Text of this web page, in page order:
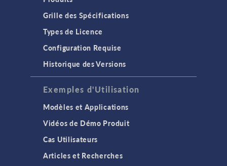
Grille des Spécifications
Types de Licence
Configuration Requise
Historique des Versions
Exemples d'Utilisation
Modèles et Applications
Vidéos de Démo Produit
Cas Utilisateurs
Articles et Recherches